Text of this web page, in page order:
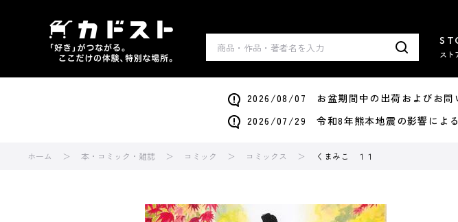
スト
2026/08/07 お盆期間中の出荷およびお問
2026/07/29 令和8年熊本地震の影響によ
ホーム 本・コミック・雑誌 コミック コミックス くまみこ １１